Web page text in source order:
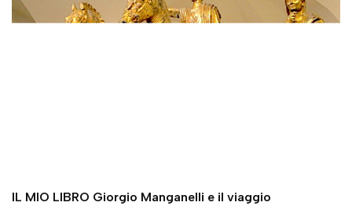
IL MIO LIBRO Giorgio Manganelli e il viaggio